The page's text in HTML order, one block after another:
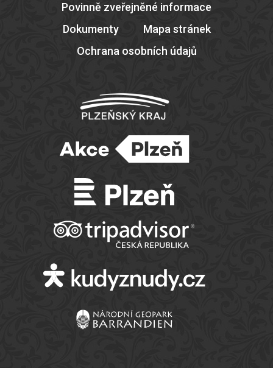
Povinně zveřejněné informace
Dokumenty
Mapa stránek
Ochrana osobních údajů